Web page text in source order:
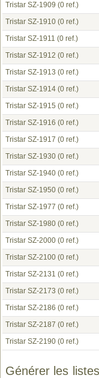
Tristar SZ-1909 (0 ref.)
Tristar SZ-1910 (0 ref.)
Tristar SZ-1911 (0 ref.)
Tristar SZ-1912 (0 ref.)
Tristar SZ-1913 (0 ref.)
Tristar SZ-1914 (0 ref.)
Tristar SZ-1915 (0 ref.)
Tristar SZ-1916 (0 ref.)
Tristar SZ-1917 (0 ref.)
Tristar SZ-1930 (0 ref.)
Tristar SZ-1940 (0 ref.)
Tristar SZ-1950 (0 ref.)
Tristar SZ-1977 (0 ref.)
Tristar SZ-1980 (0 ref.)
Tristar SZ-2000 (0 ref.)
Tristar SZ-2100 (0 ref.)
Tristar SZ-2131 (0 ref.)
Tristar SZ-2173 (0 ref.)
Tristar SZ-2186 (0 ref.)
Tristar SZ-2187 (0 ref.)
Tristar SZ-2190 (0 ref.)
Générer les